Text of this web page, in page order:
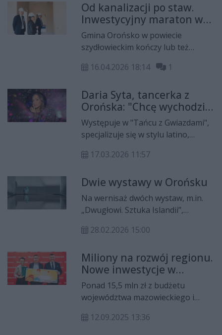
Od kanalizacji po staw.
Inwestycyjny maraton w
gminie Orońsko (zdjęcia)
Gmina Orońsko w powiecie
szydłowieckim kończy lub też
sportową, rekreacyjną, kanalizację
najmłodszych mieszkańców.
16.04.2026 18:14 1
Daria Syta, tancerka z
Orońska: "Chcę wychodzić
ze strefy komfortu i
przestać bać się spełniać
marzenia"
Występuje w "Tańcu z Gwiazdami",
specjalizuje się w stylu latino,
siatkarza PlusLigi. Daria Syta swoją
Orońsku oraz Radomiu.
17.03.2026 11:57
Dwie wystawy w Orońsku
Na wernisaż dwóch wystaw, m.in.
„Dwugłowi. Sztuka Islandii”,
Centrum Rzeźby Polskiej w
28.02.2026 15:00
Miliony na rozwój regionu.
Nowe inwestycje w
Białobrzegach i Orońsku
Ponad 15,5 mln zł z budżetu
województwa mazowieckiego i
samorządów w regionie radomskim
12.09.2025 13:36